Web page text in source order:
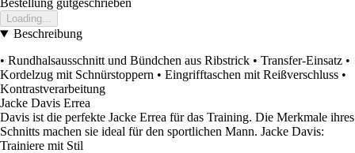
Bestellung gutgeschrieben
Loading...
Beschreibung
• Rundhalsausschnitt und Bündchen aus Ribstrick • Transfer-Einsatz •
Kordelzug mit Schnürstoppern • Eingrifftaschen mit Reißverschluss •
Kontrastverarbeitung
Jacke Davis Errea
Davis ist die perfekte Jacke Errea für das Training. Die Merkmale ihres
Schnitts machen sie ideal für den sportlichen Mann. Jacke Davis:
Trainiere mit Stil